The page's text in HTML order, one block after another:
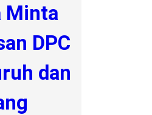
Minta
DPC
dan